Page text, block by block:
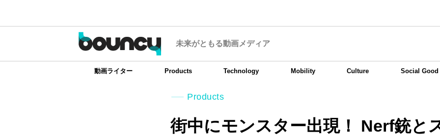
未来がともる動画メディア
動画ライター Products Technology Mobility Culture Social Good
Products
街中にモンスター出現！ Nerf銃と